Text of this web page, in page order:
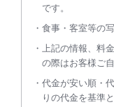
です。
食事・客室等の
上記の情報、料
の際はお客様ご
代金が安い順・
りの代金を基準